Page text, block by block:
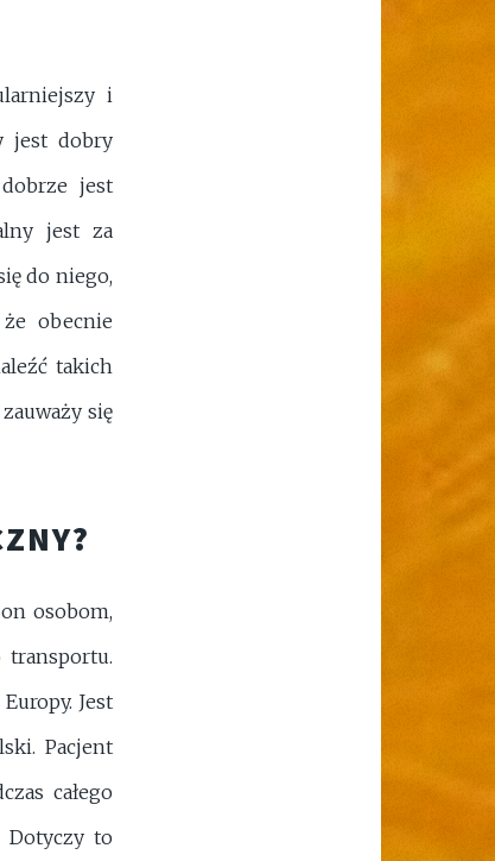
i
jest dobry
jest
jest za
do niego,
obecnie
takich
się
osobom,
Jest
Pacjent
całego
Dotyczy to